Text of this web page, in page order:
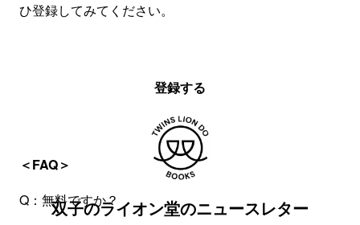
ひ登録してみてください。
登録する
＜FAQ＞
Q：無料ですか？
双子のライオン堂のニュースレター